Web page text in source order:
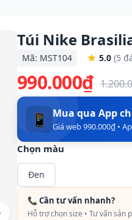
Túi Nike
Mã: MST104 5.0 (5
990.000₫
📱 Mua qua App
Giá web 990.000₫ •
Chọn màu
Đen
📞 Cần tư vấn nhanh?
Hỗ trợ chọn size • Tư vấn sản